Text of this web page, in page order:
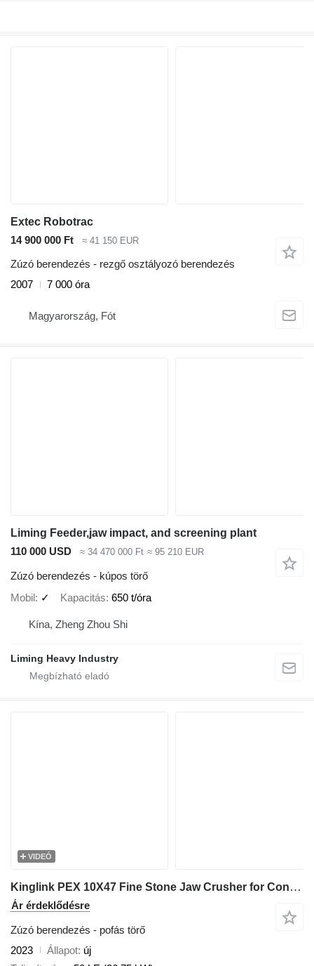
Extec Robotrac
14 900 000 Ft
≈ 41 150 EUR
Zúzó berendezés - rezgő osztályozó berendezés
2007
7 000 óra
Magyarország, Fót
Liming Feeder,jaw impact, and screening plant
110 000 USD
≈ 34 470 000 Ft ≈ 95 210 EUR
Zúzó berendezés - kúpos törő
Mobil ✓ Kapacitás 650 t/óra
Kína, Zheng Zhou Shi
Liming Heavy Industry
VIDEÓ
Kinglink PEX 10X47 Fine Stone Jaw Crusher for Concrete Batching Plant
Ár érdeklődésre
Zúzó berendezés - pofás törő
2023
Állapot új